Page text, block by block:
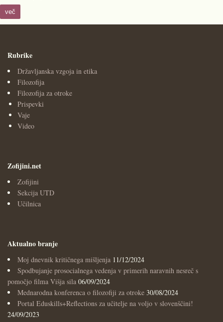
več
Rubrike
Državljanska vzgoja in etika
Filozofija
Filozofija za otroke
Prispevki
Vaje
Video
Zofijini.net
Zofijini
Sekcija UTD
Učilnica
Aktualno branje
Moj dnevnik kritičnega mišljenja 11/12/2024
Spodbujanje prosocialnega vedenja v primerih naravnih nesreč s
pomočjo filma Višja sila 06/09/2024
Mednarodna konferenca o filozofiji za otroke 30/08/2024
Portal Eduskills+Reflections za učitelje na voljo v slovenščini!
24/09/2023